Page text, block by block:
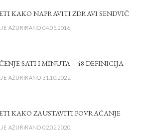
KAKO NAPRAVITI ZDRAVI SENDVIČ
AŽURIRANO 04.05.2016.
SATI I MINUTA – 48 DEFINICIJA
AŽURIRANO 31.10.2022.
KAKO ZAUSTAVITI POVRAĆANJE
AŽURIRANO 02.02.2020.